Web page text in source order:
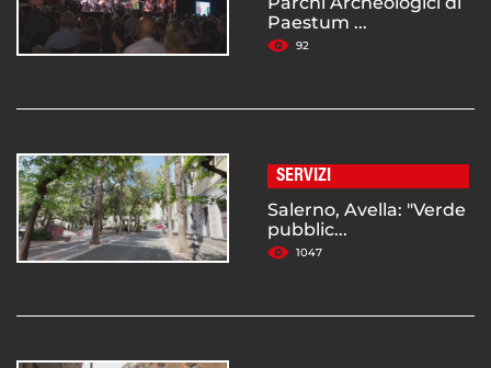
Paestum ...
92
SERVIZI
Salerno, Avella: "Verde
pubblic...
1047